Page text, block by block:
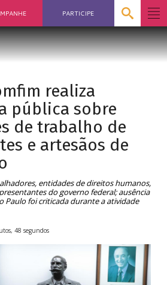
PARTICIPE
realiza
pública sobre
de trabalho de
e artesãos de
entidades de direitos humanos,
do governo federal; ausência
Paulo foi criticada durante a atividade
48 segundos